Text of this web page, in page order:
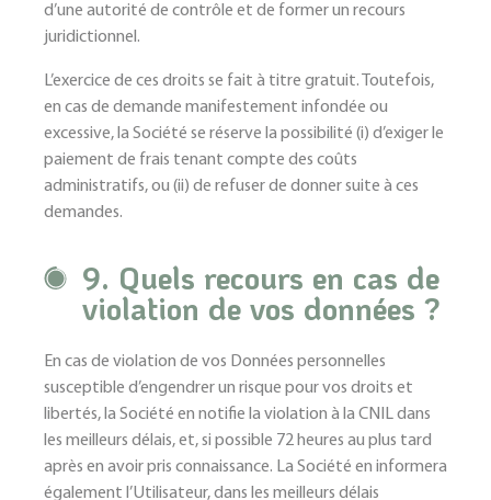
d’une autorité de contrôle et de former un recours
juridictionnel.
L’exercice de ces droits se fait à titre gratuit. Toutefois,
en cas de demande manifestement infondée ou
excessive, la Société se réserve la possibilité (i) d’exiger le
paiement de frais tenant compte des coûts
administratifs, ou (ii) de refuser de donner suite à ces
demandes.
9. Quels recours en cas de
violation de vos données ?
En cas de violation de vos Données personnelles
susceptible d’engendrer un risque pour vos droits et
libertés, la Société en notifie la violation à la CNIL dans
les meilleurs délais, et, si possible 72 heures au plus tard
après en avoir pris connaissance. La Société en informera
également l’Utilisateur, dans les meilleurs délais